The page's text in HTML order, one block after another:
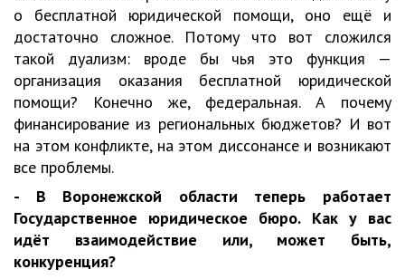
о бесплатной юридической помощи, оно ещё и
достаточно сложное. Потому что вот сложился
такой дуализм: вроде бы чья это функция —
организация оказания бесплатной юридической
помощи? Конечно же, федеральная. А почему
финансирование из региональных бюджетов? И вот
на этом конфликте, на этом диссонансе и возникают
все проблемы.
- В Воронежской области теперь работает
Государственное юридическое бюро. Как у вас
идёт взаимодействие или, может быть,
конкуренция?